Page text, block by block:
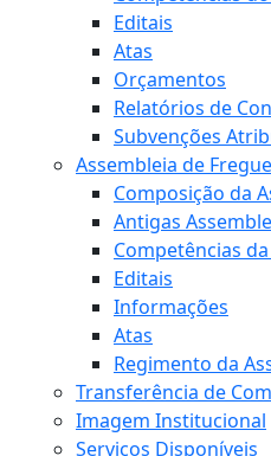
Editais
Atas
Orçamentos
Relatórios de
Subvenções
Assembleia de
Composição da
Antigas
Competências
Editais
Informações
Atas
Regimento da
Transferência de
Imagem Institucional
Serviços Disponíveis